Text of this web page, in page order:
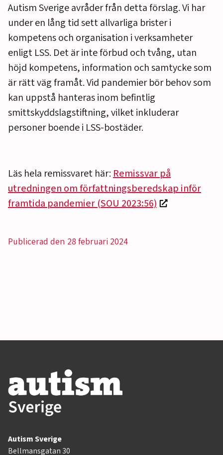
Autism Sverige avråder från detta förslag. Vi har
under en lång tid sett allvarliga brister i
kompetens och organisation i verksamheter
enligt LSS. Det är inte förbud och tvång, utan
höjd kompetens, information och samtycke som
är rätt väg framåt. Vid pandemier bör behov som
kan uppstå hanteras inom befintlig
smittskyddslagstiftning, vilket inkluderar
personer boende i LSS-bostäder.
Läs hela remissvaret här:Remissvar på
utredningen om författningsberedskap inför
framtida pandemier (SOU 2023:56)
Publicerad den 28 februari 2024
Autism Sverige
Bellmansgatan 30